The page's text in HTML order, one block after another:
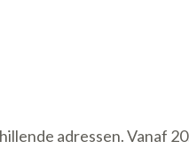
adressen. Vanaf